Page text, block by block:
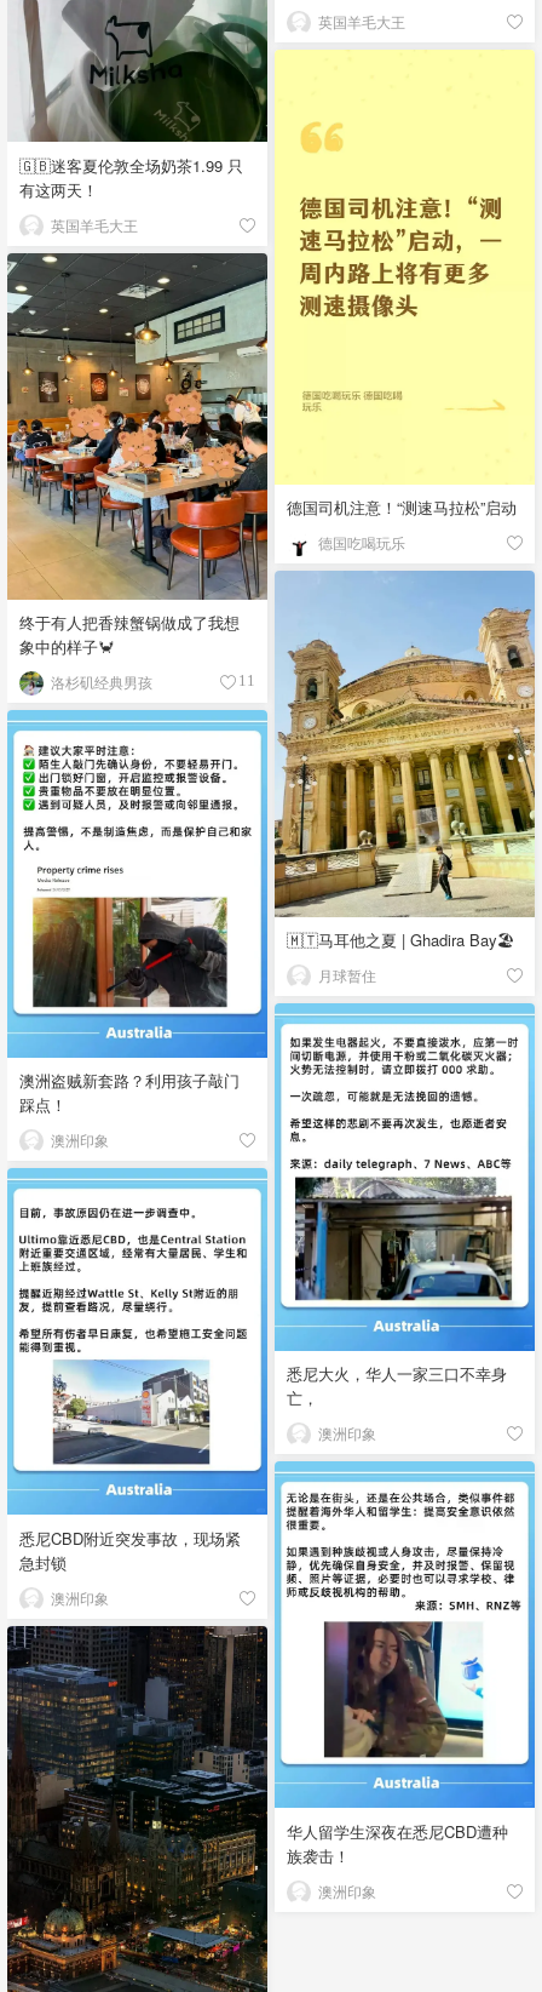
英国羊毛大王
🇬🇧迷客夏伦敦全场奶茶1.99 只
有这两天！
英国羊毛大王
德国司机注意！“测速马拉松”启动
德国吃喝玩乐
终于有人把香辣蟹锅做成了我想
象中的样子🦀
洛杉矶经典男孩 11
🇲🇹马耳他之夏 | Ghadira Bay🏖️
月球暂住
澳洲盗贼新套路？利用孩子敲门
踩点！
澳洲印象
悉尼大火，华人一家三口不幸身
亡，
澳洲印象
悉尼CBD附近突发事故，现场紧
急封锁
澳洲印象
华人留学生深夜在悉尼CBD遭种
族袭击！
澳洲印象